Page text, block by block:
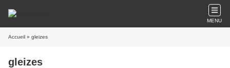
MENU
Accueil » gleizes
gleizes